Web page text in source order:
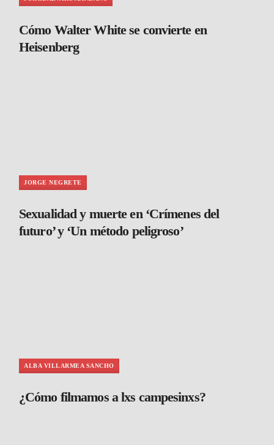
Cómo Walter White se convierte en
Heisenberg
JORGE NEGRETE
Sexualidad y muerte en ‘Crímenes del
futuro’ y ‘Un método peligroso’
ALBA VILLARMEA SANCHO
¿Cómo filmamos a lxs campesinxs?